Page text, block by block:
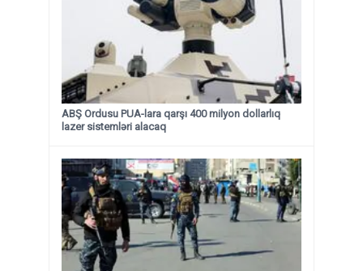
ABŞ Ordusu PUA-lara qarşı 400 milyon dollarlıq
lazer sistemləri alacaq